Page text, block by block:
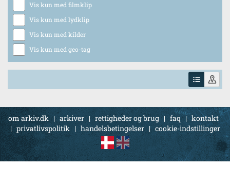
Vis kun med filmklip
Vis kun med lydklip
Vis kun med kilder
Vis kun med geo-tag
om arkiv.dk | arkiver | rettigheder og brug | faq | kontakt
|privatlivspolitik | handelsbetingelser | cookie-indstillinger